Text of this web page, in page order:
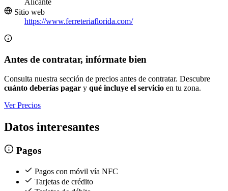
Alicante
Sitio web
https://www.ferreteriaflorida.com/
Antes de contratar, infórmate bien
Consulta nuestra sección de precios antes de contratar. Descubre
cuánto deberías pagar y qué incluye el servicio en tu zona.
Ver Precios
Datos interesantes
Pagos
Pagos con móvil vía NFC
Tarjetas de crédito